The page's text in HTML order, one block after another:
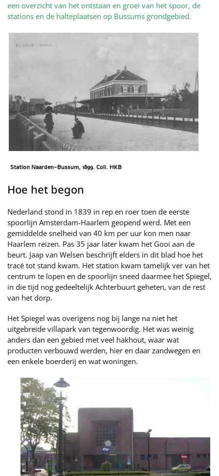
een overzicht van het ontstaan en groei van het spoor, de
stations en de halteplaatsen op Bussums grondgebied.
Station Naarden-Bussum, 1899. Coll. HKB
Hoe het begon
Nederland stond in 1839 in rep en roer toen de eerste
spoorlijn Amsterdam-Haarlem geopend werd. Met een
gemiddelde snelheid van 40 km per uur kon men naar
Haarlem reizen. Pas 35 jaar later kwam het Gooi aan de
beurt. Jaap van Welsen beschrijft elders in dit blad hoe het
tracé tot stand kwam. Het station kwam tamelijk ver van het
centrum te lopen en de spoorlijn sneed daarmee het Spiegel,
in die tijd nog gedeeltelijk Achterbuurt geheten, van de rest
van het dorp.
Het Spiegel was overigens nog bij lange na niet het
uitgebreide villapark van tegenwoordig. Het was weinig
anders dan een gebied met veel hakhout, waar wat
producten verbouwd werden, hier en daar zandwegen en
een enkele boerderij en wat woningen.